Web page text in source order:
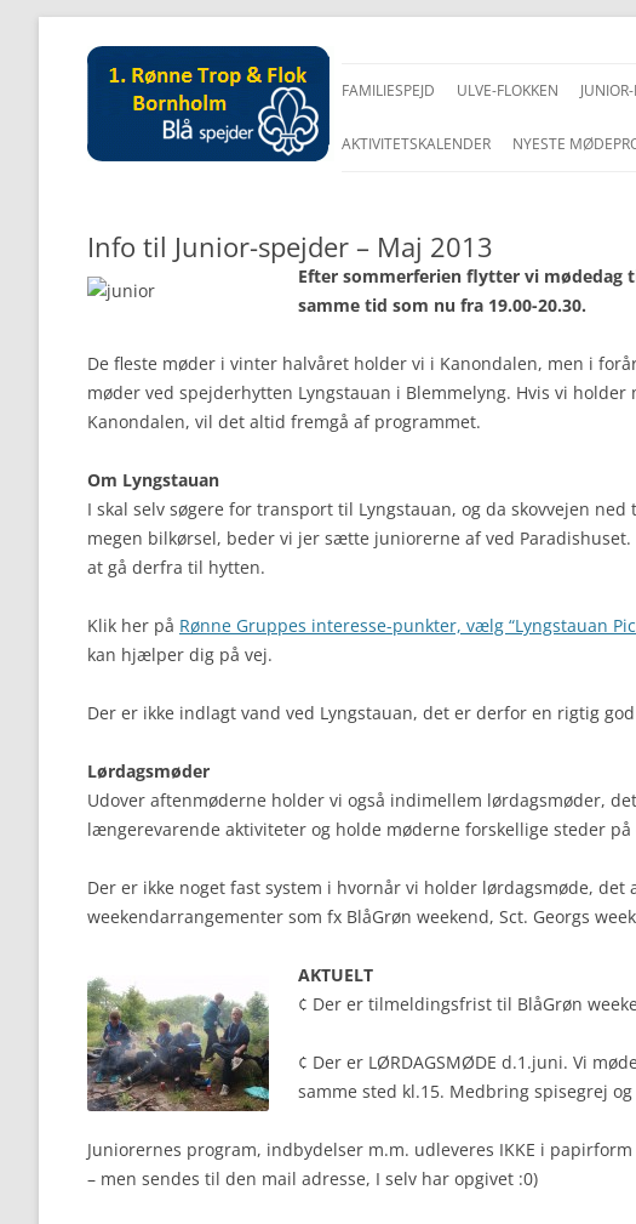
FAMILIESPEJD ULVE-FLOKKEN
AKTIVITETSKALENDER NYESTE
Info til Junior-spejder – Maj 2013
Efter sommerferien flytter vi mødedag
samme tid som nu fra 19.00-20.30.
De fleste møder i vinter halvåret holder vi i Kanondalen, men i
møder ved spejderhytten Lyngstauan i Blemmelyng. Hvis vi
Kanondalen, vil det altid fremgå af programmet.
Om Lyngstauan
I skal selv søgere for transport til Lyngstauan, og da skovvejen
megen bilkørsel, beder vi jer sætte juniorerne af ved
at gå derfra til hytten.
Klik her på Rønne Gruppes interesse-punkter, vælg “Lyngstauan
kan hjælper dig på vej.
Der er ikke indlagt vand ved Lyngstauan, det er derfor en rigtig
Lørdagsmøder
Udover aftenmøderne holder vi også indimellem lørdagsmøder,
længerevarende aktiviteter og holde møderne forskellige steder på
Der er ikke noget fast system i hvornår vi holder lørdagsmøde,
weekendarrangementer som fx BlåGrøn weekend, Sct. Georgs
AKTUELT
¢ Der er tilmeldingsfrist til BlåGrøn
¢ Der er LØRDAGSMØDE d.1.juni. Vi
samme sted kl.15. Medbring spisegrej
Juniorernes program, indbydelser m.m. udleveres IKKE i papirform
– men sendes til den mail adresse, I selv har opgivet :0)